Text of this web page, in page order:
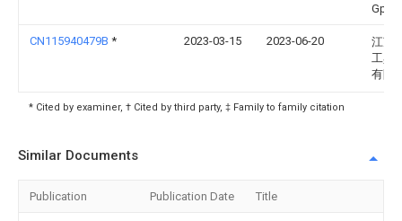
Gp
CN115940479B * 2023-03-15 2023-06-20
江苏
工具
有限
* Cited by examiner, † Cited by third party, ‡ Family to family citation
Similar Documents
Publication Publication Date Title